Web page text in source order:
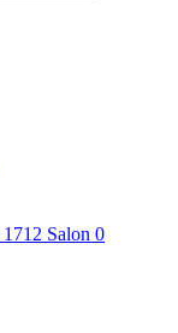
1712 Salon 0